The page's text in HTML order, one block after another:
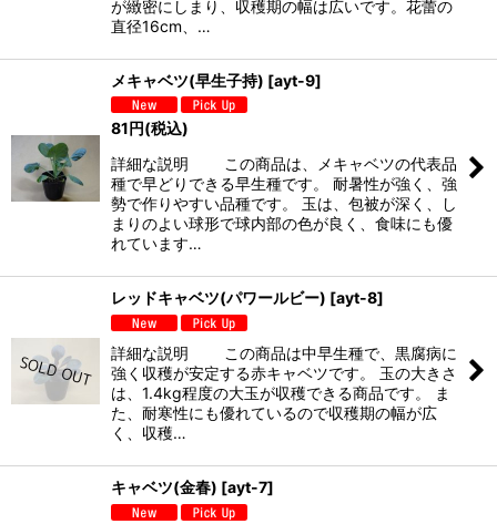
が緻密にしまり、収穫期の幅は広いです。花蕾の
直径16cm、…
メキャベツ(早生子持) [ayt-9]
81円(税込)
詳細な説明 この商品は、メキャベツの代表品
種で早どりできる早生種です。 耐暑性が強く、強
勢で作りやすい品種です。 玉は、包被が深く、し
まりのよい球形で球内部の色が良く、食味にも優
れています…
レッドキャベツ(パワールビー) [ayt-8]
詳細な説明 この商品は中早生種で、黒腐病に
強く収穫が安定する赤キャベツです。 玉の大きさ
は、1.4kg程度の大玉が収穫できる商品です。 ま
た、耐寒性にも優れているので収穫期の幅が広
く、収穫…
キャベツ(金春) [ayt-7]